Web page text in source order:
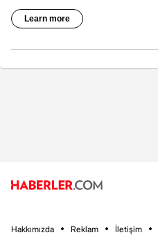
Hakkımızda Reklam İletişim